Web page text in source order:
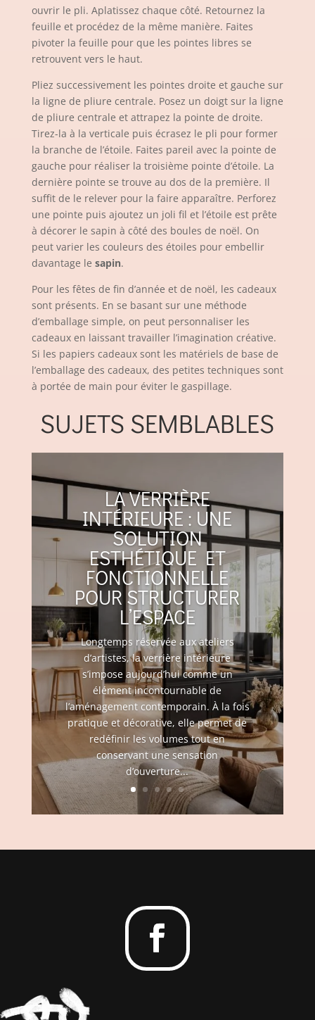
ouvrir le pli. Aplatissez chaque côté. Retournez la
feuille et procédez de la même manière. Faites
pivoter la feuille pour que les pointes libres se
retrouvent vers le haut.
Pliez successivement les pointes droite et gauche sur
la ligne de pliure centrale. Posez un doigt sur la ligne
de pliure centrale et attrapez la pointe de droite.
Tirez-la à la verticale puis écrasez le pli pour former
la branche de l’étoile. Faites pareil avec la pointe de
gauche pour réaliser la troisième pointe d’étoile. La
dernière pointe se trouve au dos de la première. Il
suffit de le relever pour la faire apparaître. Perforez
une pointe puis ajoutez un joli fil et l’étoile est prête
à décorer le sapin à côté des boules de noël. On
peut varier les couleurs des étoiles pour embellir
davantage le sapin.
Pour les fêtes de fin d’année et de noël, les cadeaux
sont présents. En se basant sur une méthode
d’emballage simple, on peut personnaliser les
cadeaux en laissant travailler l’imagination créative.
Si les papiers cadeaux sont les matériels de base de
l’emballage des cadeaux, des petites techniques sont
à portée de main pour éviter le gaspillage.
SUJETS SEMBLABLES
LA VERRIÈRE
INTÉRIEURE : UNE
SOLUTION
ESTHÉTIQUE ET
FONCTIONNELLE
POUR STRUCTURER
L’ESPACE
Longtemps réservée aux ateliers
d’artistes, la verrière intérieure
s’impose aujourd’hui comme un
élément incontournable de
l’aménagement contemporain. À la fois
pratique et décorative, elle permet de
redéfinir les volumes tout en
conservant une sensation
d’ouverture...